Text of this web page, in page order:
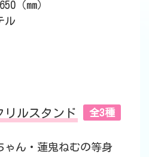
（mm）
ル
リルスタンド 全3種
ゃん・蓮鬼ねむの等身